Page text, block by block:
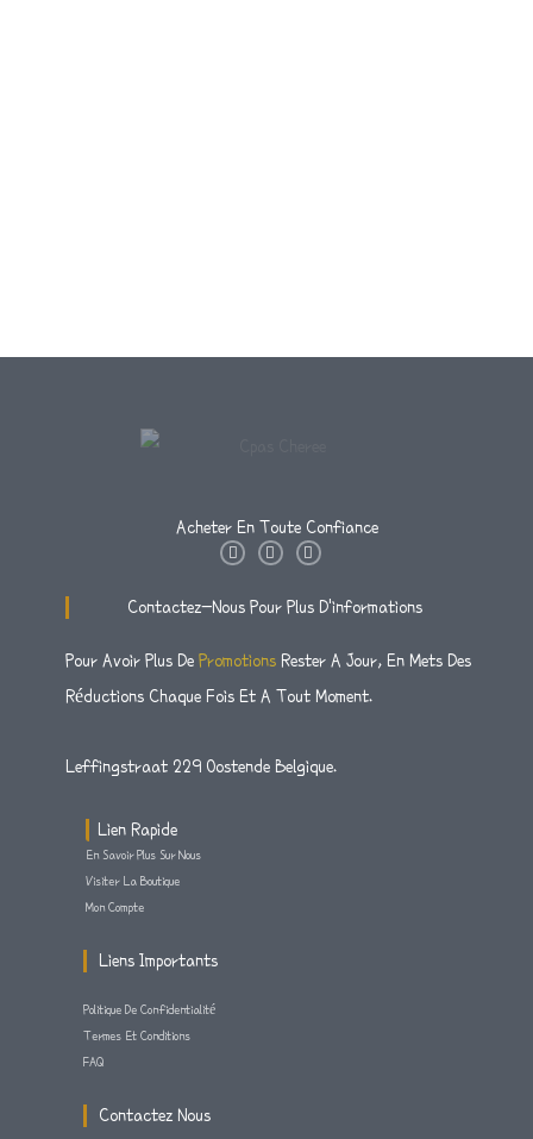
Acheter En Toute Confiance
I
T
A
T
T
F
E
O
K
F
Contactez-Nous Pour Plus D'informations
Pour Avoir Plus De Promotions Rester A Jour, En Mets Des
Réductions Chaque Fois Et A Tout Moment.
Leffingstraat 229 Oostende Belgique.
Lien Rapide
En Savoir Plus Sur Nous
Visiter La Boutique
Mon Compte
Liens Importants
Politique De Confidentialité
Termes Et Conditions
FAQ
Contactez Nous